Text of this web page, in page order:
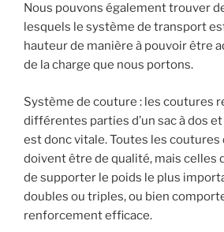
Nous pouvons également trouver
lesquels le système de transport
hauteur de manière à pouvoir être
de la charge que nous portons.
Système de couture : les coutures
différentes parties d’un sac à dos
est donc vitale. Toutes les coutures
doivent être de qualité, mais celles
de supporter le poids le plus
doubles ou triples, ou bien
renforcement efficace.